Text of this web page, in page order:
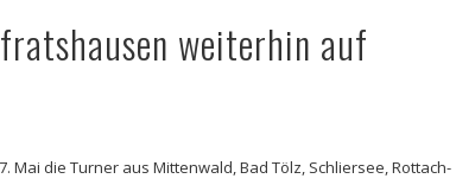
weiterhin auf
Mai die Turner aus Mittenwald, Bad Tölz, Schliersee, Rottach-